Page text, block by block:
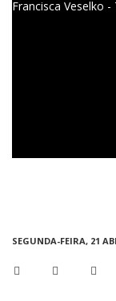
Francisca Veselko
SEGUNDA-FEIRA, 21